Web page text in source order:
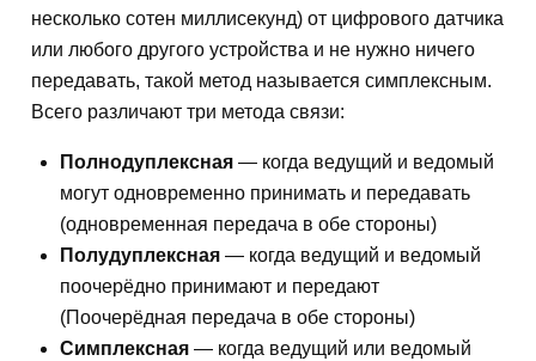
несколько сотен миллисекунд) от цифрового датчика
или любого другого устройства и не нужно ничего
передавать, такой метод называется симплексным.
Всего различают три метода связи:
Полнодуплексная — когда ведущий и ведомый
могут одновременно принимать и передавать
(одновременная передача в обе стороны)
Полудуплексная — когда ведущий и ведомый
поочерёдно принимают и передают
(Поочерёдная передача в обе стороны)
Симплексная — когда ведущий или ведомый